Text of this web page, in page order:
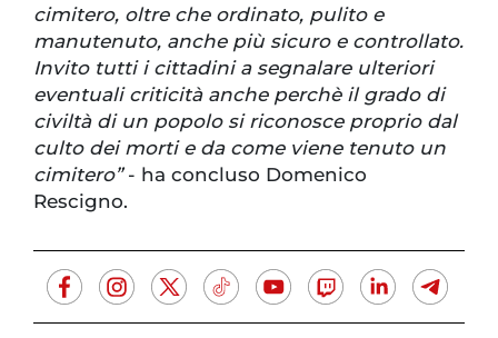
cimitero, oltre che ordinato, pulito e
manutenuto, anche più sicuro e controllato.
Invito tutti i cittadini a segnalare ulteriori
eventuali criticità anche perchè il grado di
civiltà di un popolo si riconosce proprio dal
culto dei morti e da come viene tenuto un
cimitero”- ha concluso Domenico
Rescigno.